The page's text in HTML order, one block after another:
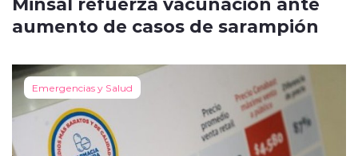
aumento de casos de sarampión
Emergencias y Salud